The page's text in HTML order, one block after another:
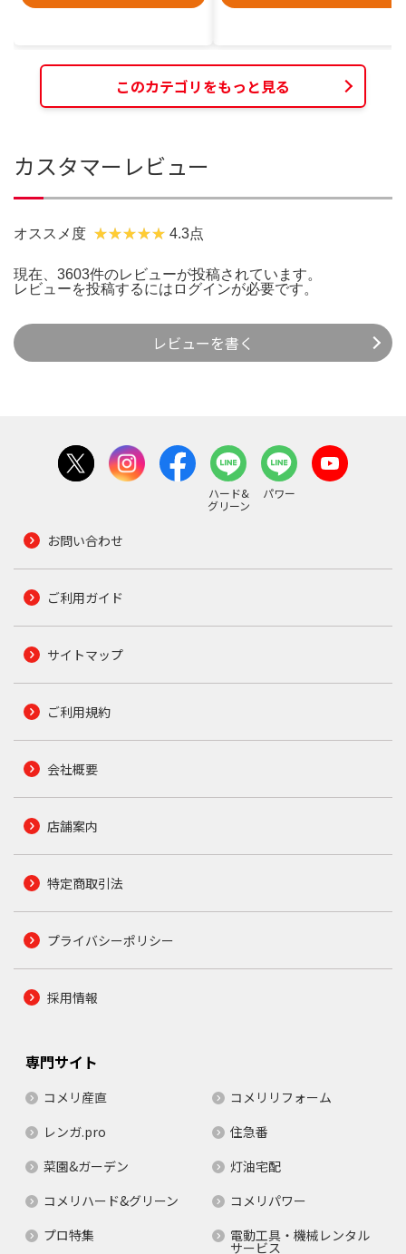
このカテゴリをもっと見る
カスタマーレビュー
オススメ度 4.3点
現在、3603件のレビューが投稿されています。
レビューを投稿するには ログインが必要です。
レビューを書く
ハード&
グリーン
パワー
お問い合わせ
ご利用ガイド
サイトマップ
ご利用規約
会社概要
店舗案内
特定商取引法
プライバシーポリシー
採用情報
専門サイト
コメリ産直
コメリリフォーム
レンガ.pro
住急番
菜園&ガーデン
灯油宅配
コメリハード&グリーン
コメリパワー
プロ特集
電動工具・機械レンタル
サービス